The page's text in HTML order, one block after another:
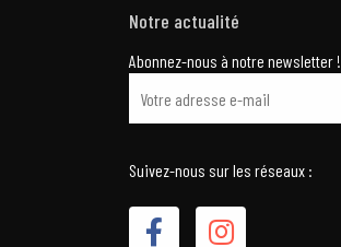
Notre actualité
Abonnez-nous à notre newsletter !
Suivez-nous sur les réseaux :